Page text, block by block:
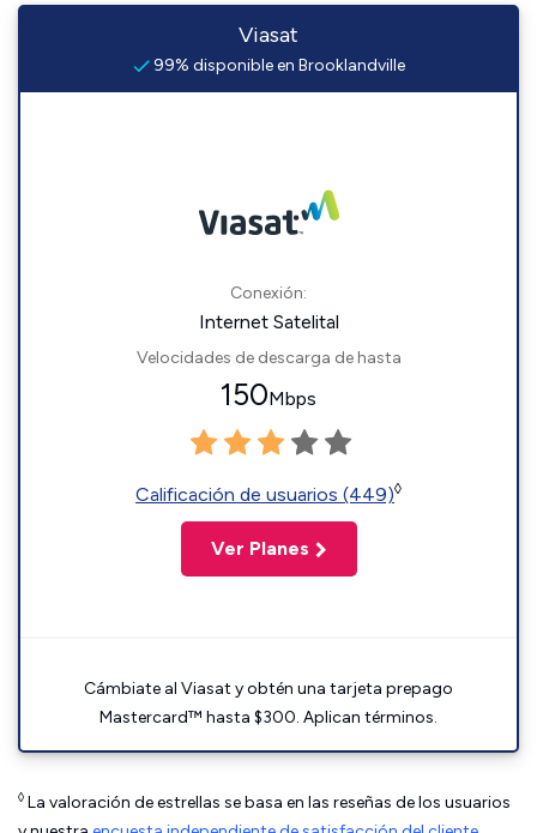
Viasat
99% disponible en Brooklandville
Conexión:
Internet Satelital
Velocidades de descarga de hasta
150Mbps
Calificación de usuarios (449)◊
Ver Planes
Cámbiate al Viasat y obtén una tarjeta prepago
Mastercard™ hasta $300. Aplican términos.
◊ La valoración de estrellas se basa en las reseñas de los usuarios